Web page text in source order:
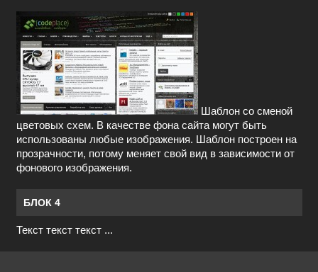
Шаблон со сменой
цветовых схем. В качестве фона сайта могут быть
использованы любые изображения. Шаблон построен на
прозрачности, потому меняет свой вид в зависимости от
фонового изображения.
БЛОК 4
Текст текст текст ...